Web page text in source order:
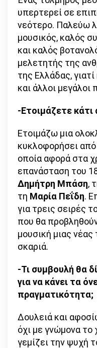
υπερτερεί σε
νεότερο. Παλεύω
μουσικός, καλός
και καλός
μελετητής της
της Ελλάδας,
και άλλοι μεγάλοι
-Ετοιμάζετε
Ετοιμάζω μια
κυκλοφορήσει
οποία αφορά στα
επανάσταση του
Δημήτρη Μπάση,
τη Μαρία Πεΐδη.
για τρεις σειρές
που θα
μουσική μιας νέας
σκαριά.
-Τι συμβουλή θα
για να κάνει τα
πραγματικότητα;
Δουλειά και
όχι με γνώμονα το
γεμίζει την ψυχή